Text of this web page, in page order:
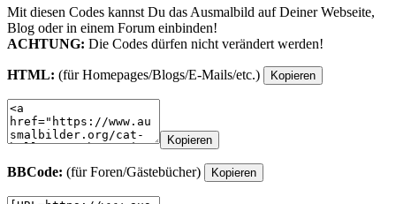
Mit diesen Codes kannst Du das Ausmalbild auf Deiner Webseite,
Blog oder in einem Forum einbinden!
ACHTUNG: Die Codes dürfen nicht verändert werden!
HTML: (für Homepages/Blogs/E-Mails/etc.) Kopieren
Kopieren
BBCode: (für Foren/Gästebücher) Kopieren